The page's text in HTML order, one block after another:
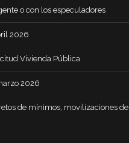
o con los especuladores
2026
Vivienda Pública
2026
de mínimos, movilizaciones de